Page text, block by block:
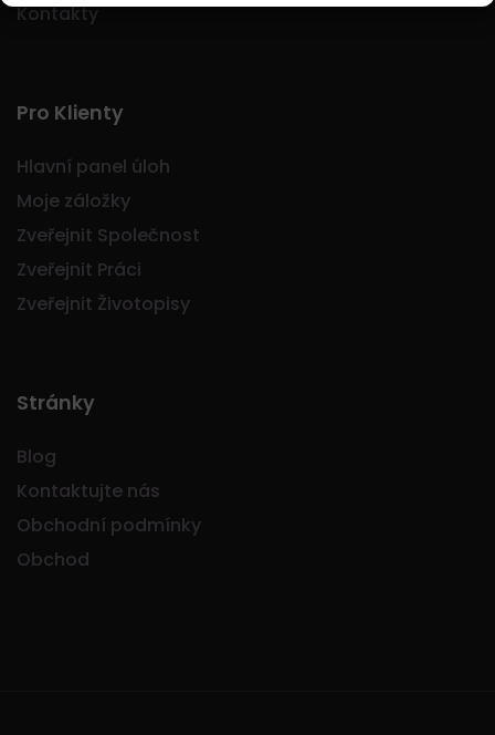
Kontakty
Pro Klienty
Hlavní panel úloh
Moje záložky
Zveřejnit Společnost
Zveřejnit Práci
Zveřejnit Životopisy
Stránky
Blog
Kontaktujte nás
Obchodní podmínky
Obchod